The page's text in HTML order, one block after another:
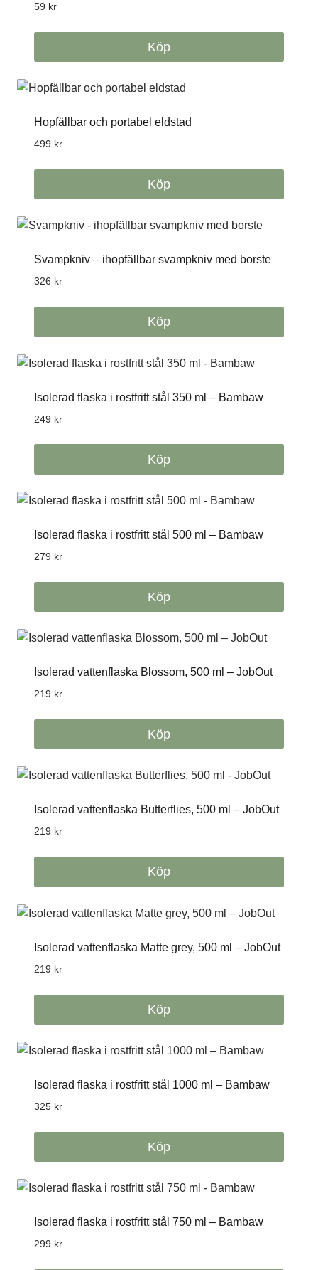
59 kr
Köp
Hopfällbar och portabel eldstad
499 kr
Köp
Svampkniv – ihopfällbar svampkniv med borste
326 kr
Köp
Isolerad flaska i rostfritt stål 350 ml – Bambaw
249 kr
Köp
Isolerad flaska i rostfritt stål 500 ml – Bambaw
279 kr
Köp
Isolerad vattenflaska Blossom, 500 ml – JobOut
219 kr
Köp
Isolerad vattenflaska Butterflies, 500 ml – JobOut
219 kr
Köp
Isolerad vattenflaska Matte grey, 500 ml – JobOut
219 kr
Köp
Isolerad flaska i rostfritt stål 1000 ml – Bambaw
325 kr
Köp
Isolerad flaska i rostfritt stål 750 ml – Bambaw
299 kr